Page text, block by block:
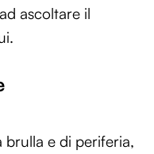
ascoltare il
brulla e di periferia,